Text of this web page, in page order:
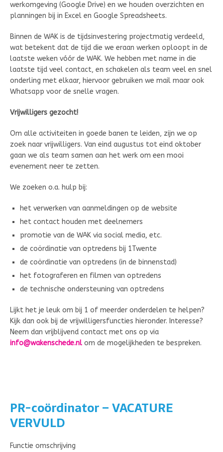
werkomgeving (Google Drive) en we houden overzichten en
planningen bij in Excel en Google Spreadsheets.
Binnen de WAK is de tijdsinvestering projectmatig verdeeld,
wat betekent dat de tijd die we eraan werken oploopt in de
laatste weken vóór de WAK. We hebben met name in die
laatste tijd veel contact, en schakelen als team veel en snel
onderling met elkaar, hiervoor gebruiken we mail maar ook
Whatsapp voor de snelle vragen.
Vrijwilligers gezocht!
Om alle activiteiten in goede banen te leiden, zijn we op
zoek naar vrijwilligers. Van eind augustus tot eind oktober
gaan we als team samen aan het werk om een mooi
evenement neer te zetten.
We zoeken o.a. hulp bij:
het verwerken van aanmeldingen op de website
het contact houden met deelnemers
promotie van de WAK via social media, etc.
de coördinatie van optredens bij 1Twente
de coördinatie van optredens (in de binnenstad)
het fotograferen en filmen van optredens
de technische ondersteuning van optredens
Lijkt het je leuk om bij 1 of meerder onderdelen te helpen?
Kijk dan ook bij de vrijwilligersfuncties hieronder. Interesse?
Neem dan vrijblijvend contact met ons op via
info@wakenschede.nl om de mogelijkheden te bespreken.
PR-coördinator – VACATURE
VERVULD
Functie omschrijving